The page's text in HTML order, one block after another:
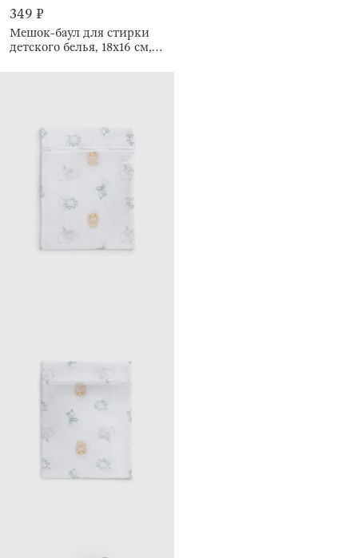
349 ₽
Мешок-баул для стирки
детского белья, 18х16 см,